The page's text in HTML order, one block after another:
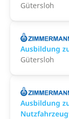
Gütersloh
Ausbildung
Gütersloh
Ausbildung